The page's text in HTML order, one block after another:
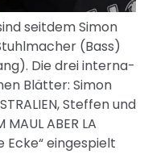
seitdem Simon
(Bass)
Die drei interna-
Blätter: Simon
Steffen und
ABER LA
Ecke“ eingespielt